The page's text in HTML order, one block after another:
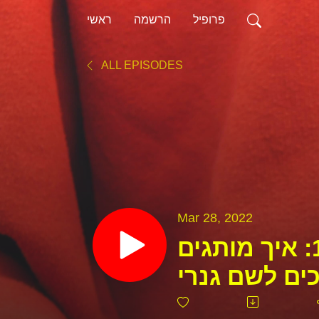
ראשי הרשמה פרופיל
ALL EPISODES
Mar 28, 2022
המנגל פרק 170: איך מותגים
לשם גנרי